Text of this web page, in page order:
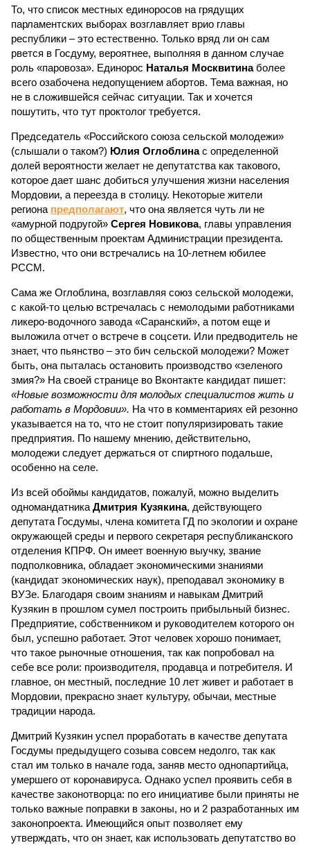
То, что список местных единоросов на грядущих
парламентских выборах возглавляет врио главы
республики – это естественно. Только вряд ли он сам
рвется в Госдуму, вероятнее, выполняя в данном случае
роль «паровоза». Единорос Наталья Москвитинаболее
всего озабочена недопущением абортов. Тема важная, но
не в сложившейся сейчас ситуации. Так и хочется
пошутить, что тут проктолог требуется.
Председатель «Российского союза сельской молодежи»
(слышали о таком?) Юлия Оглоблинас определенной
долей вероятности желает не депутатства как такового,
которое дает шанс добиться улучшения жизни населения
Мордовии, а переезда в столицу. Некоторые жители
региона предполагают, что она является чуть ли не
«амурной подругой» Сергея Новикова, главы управления
по общественным проектам Администрации президента.
Известно, что они встречались на 10-летнем юбилее
РССМ.
Сама же Оглоблина, возглавляя союз сельской молодежи,
с какой-то целью встречалась с немолодыми работниками
ликеро-водочного завода «Саранский», а потом еще и
выложила отчет о встрече в соцсети. Или предводитель не
знает, что пьянство – это бич сельской молодежи? Может
быть, она пыталась остановить производство «зеленого
змия?» На своей странице во Вконтакте кандидат пишет:
«Новые возможности для молодых специалистов жить и
работать в Мордовии». На что в комментариях ей резонно
указывается на то, что не стоит популяризировать такие
предприятия. По нашему мнению, действительно,
молодежи следует держаться от спиртного подальше,
особенно на селе.
Из всей обоймы кандидатов, пожалуй, можно выделить
одномандатника Дмитрия Кузякина, действующего
депутата Госдумы, члена комитета ГД по экологии и охране
окружающей среды и первого секретаря республиканского
отделения КПРФ. Он имеет военную выучку, звание
подполковника, обладает экономическими знаниями
(кандидат экономических наук), преподавал экономику в
ВУЗе. Благодаря своим знаниям и навыкам Дмитрий
Кузякин в прошлом сумел построить прибыльный бизнес.
Предприятие, собственником и руководителем которого он
был, успешно работает. Этот человек хорошо понимает,
что такое рыночные отношения, так как попробовал на
себе все роли: производителя, продавца и потребителя. И
главное, он местный, последние 10 лет живет и работает в
Мордовии, прекрасно знает культуру, обычаи, местные
традиции народа.
Дмитрий Кузякин успел проработать в качестве депутата
Госдумы предыдущего созыва совсем недолго, так как
стал им только в начале года, заняв место однопартийца,
умершего от коронавируса. Однако успел проявить себя в
качестве законотворца: по его инициативе были приняты не
только важные поправки в законы, но и 2 разработанных им
законопроекта. Имеющийся опыт позволяет ему
утверждать, что он знает, как использовать депутатство во